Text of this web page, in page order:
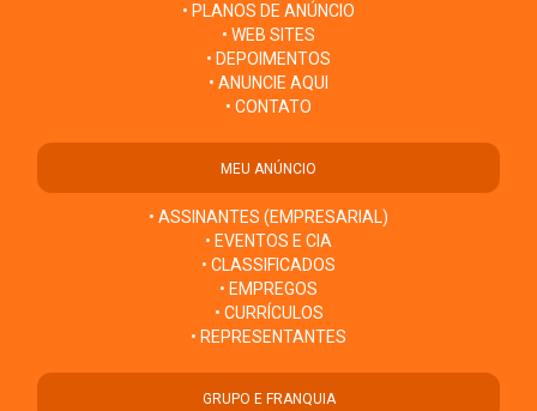
• PLANOS DE ANÚNCIO
• WEB SITES
• DEPOIMENTOS
• ANUNCIE AQUI
• CONTATO
MEU ANÚNCIO
• ASSINANTES (EMPRESARIAL)
• EVENTOS E CIA
• CLASSIFICADOS
• EMPREGOS
• CURRÍCULOS
• REPRESENTANTES
GRUPO E FRANQUIA